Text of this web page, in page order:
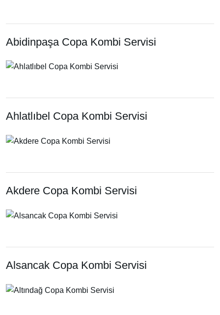
Abidinpaşa Copa Kombi Servisi
Ahlatlıbel Copa Kombi Servisi
Akdere Copa Kombi Servisi
Alsancak Copa Kombi Servisi